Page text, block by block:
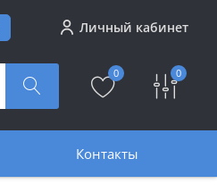
Личный кабинет
0 0
Контакты